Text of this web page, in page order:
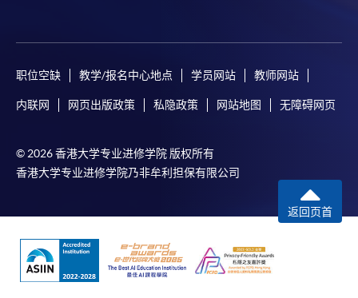
职位空缺 教学/报名中心地点 学员网站 教师网站
内联网 网页出版政策 私隐政策 网站地图 无障碍网页
© 2026 香港大学专业进修学院 版权所有
香港大学专业进修学院乃非牟利担保有限公司
返回页首